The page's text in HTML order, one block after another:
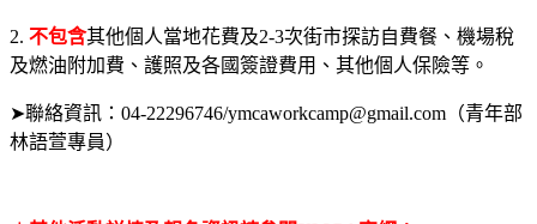
2. 不包含其他個人當地花費及2-3次街市探訪自費餐、機場稅
及燃油附加費、護照及各國簽證費用、其他個人保險等。
➤聯絡資訊：04-22296746/ymcaworkcamp@gmail.com（青年部
林語萱專員）